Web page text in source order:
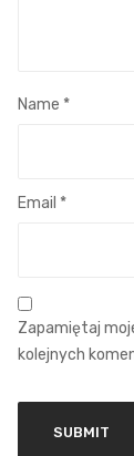
Name *
Email *
Zapamiętaj
kolejnych